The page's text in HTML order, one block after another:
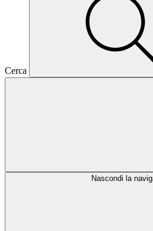
Cerca
Nascondi la